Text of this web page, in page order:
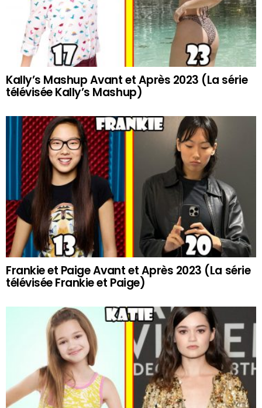
Kally’s Mashup Avant et Après 2023 (La série
télévisée Kally’s Mashup)
Frankie et Paige Avant et Après 2023 (La série
télévisée Frankie et Paige)